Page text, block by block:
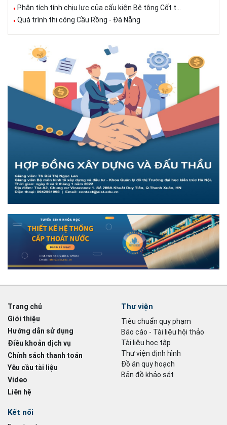
Phân tích tính chịu lực của cấu kiện Bê tông Cốt t...
Quá trình thi công Cầu Rồng - Đà Nẵng
Trang chủ
Giới thiệu
Hướng dẫn sử dụng
Điều khoản dịch vụ
Chính sách thanh toán
Yêu cầu tài liệu
Video
Liên hệ
Thư viện
Tiêu chuẩn quy phạm
Báo cáo - Tài liệu hội thảo
Tài liệu học tập
Thư viện định hình
Đồ án quy hoạch
Bản đồ khảo sát
Kết nối